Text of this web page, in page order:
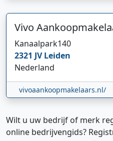
Vivo
Kanaalpark140
2321 JVLeiden
Nederland
vivoaankoopmakelaars.nl/
Wilt u uw bedrijf of merk
online bedrijvengids?